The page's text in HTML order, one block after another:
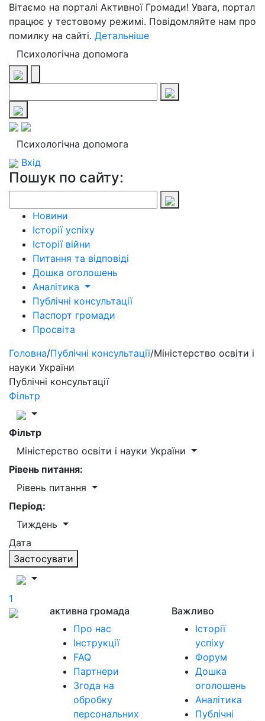
Вітаємо на порталі Активної Громади! Увага, портал
працює у тестовому режимі. Повідомляйте нам про
помилку на сайті. Детальніше
Психологічна допомога
Психологічна допомога
Вхід
Пошук по сайту:
Новини
Історії успіху
Історії війни
Питання та відповіді
Дошка оголошень
Аналітика
Публічні консультації
Паспорт громади
Просвіта
Головна/Публічні консультації/Міністерство освіти і
науки України
Публічні консультації
Фільтр
Фільтр
Міністерство освіти і науки України
Рівень питання:
Рівень питання
Період:
Тиждень
Дата
Застосувати
1
активна громада
Про нас
Інструкції
FAQ
Партнери
Згода на
обробку
персональних
Важливо
Історії
успіху
Форум
Дошка
оголошень
Аналітика
Публічні